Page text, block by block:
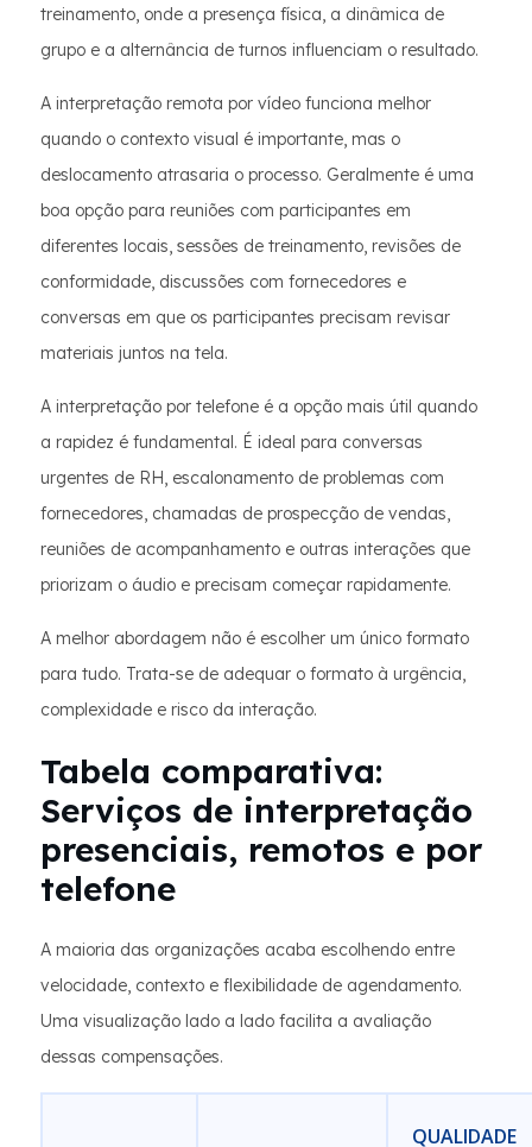
treinamento, onde a presença física, a dinâmica de
grupo e a alternância de turnos influenciam o resultado.
A interpretação remota por vídeo funciona melhor
quando o contexto visual é importante, mas o
deslocamento atrasaria o processo. Geralmente é uma
boa opção para reuniões com participantes em
diferentes locais, sessões de treinamento, revisões de
conformidade, discussões com fornecedores e
conversas em que os participantes precisam revisar
materiais juntos na tela.
A interpretação por telefone é a opção mais útil quando
a rapidez é fundamental. É ideal para conversas
urgentes de RH, escalonamento de problemas com
fornecedores, chamadas de prospecção de vendas,
reuniões de acompanhamento e outras interações que
priorizam o áudio e precisam começar rapidamente.
A melhor abordagem não é escolher um único formato
para tudo. Trata-se de adequar o formato à urgência,
complexidade e risco da interação.
Tabela comparativa:
Serviços de interpretação
presenciais, remotos e por
telefone
A maioria das organizações acaba escolhendo entre
velocidade, contexto e flexibilidade de agendamento.
Uma visualização lado a lado facilita a avaliação
dessas compensações.
QUALIDADE